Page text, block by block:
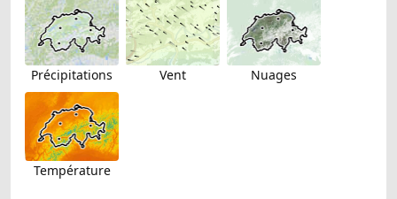
Précipitations Vent Nuages
Température